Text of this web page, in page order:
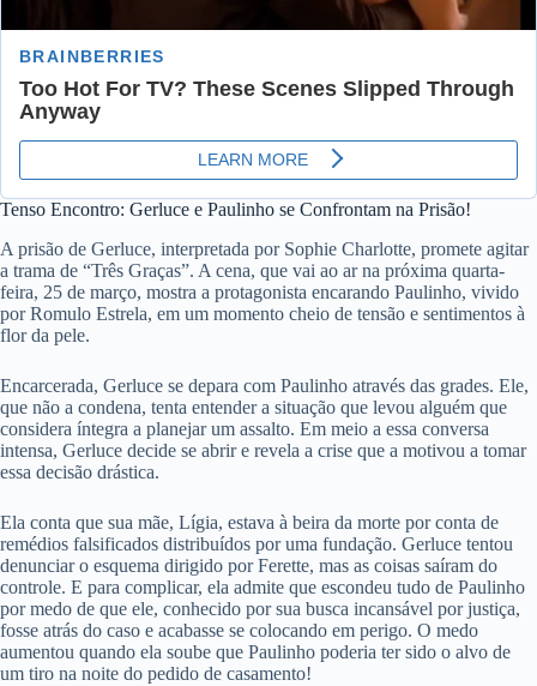
Tenso Encontro: Gerluce e Paulinho se Confrontam na Prisão!
A prisão de Gerluce, interpretada por Sophie Charlotte, promete agitar
a trama de “Três Graças”. A cena, que vai ao ar na próxima quarta-
feira, 25 de março, mostra a protagonista encarando Paulinho, vivido
por Romulo Estrela, em um momento cheio de tensão e sentimentos à
flor da pele.
Encarcerada, Gerluce se depara com Paulinho através das grades. Ele,
que não a condena, tenta entender a situação que levou alguém que
considera íntegra a planejar um assalto. Em meio a essa conversa
intensa, Gerluce decide se abrir e revela a crise que a motivou a tomar
essa decisão drástica.
Ela conta que sua mãe, Lígia, estava à beira da morte por conta de
remédios falsificados distribuídos por uma fundação. Gerluce tentou
denunciar o esquema dirigido por Ferette, mas as coisas saíram do
controle. E para complicar, ela admite que escondeu tudo de Paulinho
por medo de que ele, conhecido por sua busca incansável por justiça,
fosse atrás do caso e acabasse se colocando em perigo. O medo
aumentou quando ela soube que Paulinho poderia ter sido o alvo de
um tiro na noite do pedido de casamento!